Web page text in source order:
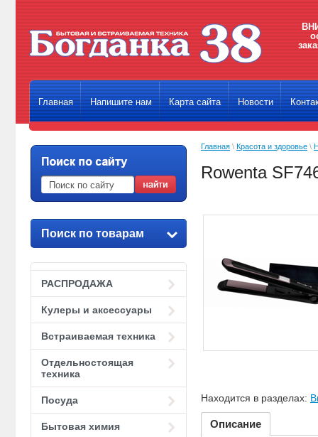
Главная Напишите нам Карта сайта Новости
Поиск по товарам
РАСПРОДАЖА
Кулеры и аксессуары
Встраиваемая техника
Отдельностоящая
техника
Посуда
Бытовая химия
Главная \ Красота и здоровье \
Rowenta
Находится в разделах:
Описание